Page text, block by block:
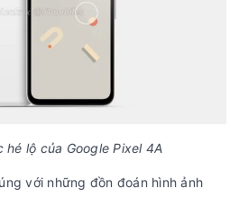
hé lộ của Google Pixel 4A
với những đồn đoán hình ảnh